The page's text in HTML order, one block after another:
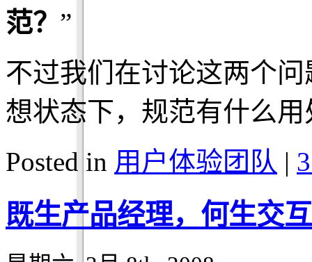
范？ ”
不过我们在讨论这两个
想状态下，规范有什么
Posted in 用户体验团队 |
既生产品经理，何生交